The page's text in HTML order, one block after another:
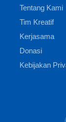
Tentang Kami
Tim Kreatif
Kerjasama
Donasi
Kebijakan